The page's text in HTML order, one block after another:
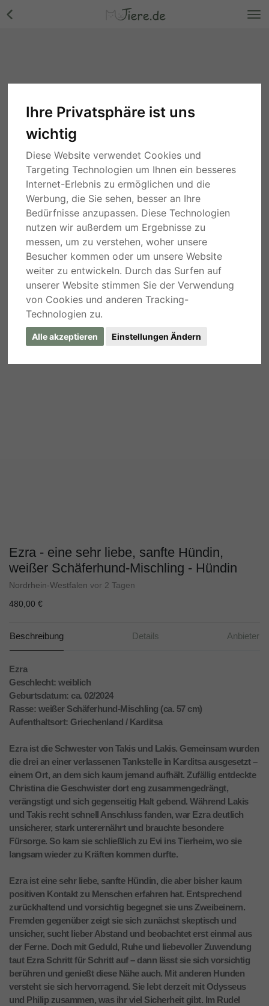
Ihre Privatsphäre ist uns
wichtig
Diese Website verwendet Cookies und
Targeting Technologien um Ihnen ein besseres
Internet-Erlebnis zu ermöglichen und die
Werbung, die Sie sehen, besser an Ihre
Bedürfnisse anzupassen. Diese Technologien
nutzen wir außerdem um Ergebnisse zu
messen, um zu verstehen, woher unsere
Besucher kommen oder um unsere Website
weiter zu entwickeln. Durch das Surfen auf
unserer Website stimmen Sie der Verwendung
von Cookies und anderen Tracking-
Technologien zu.
Alle akzeptieren Einstellungen Ändern
Ezra - eine sehr liebe, sanfte Hündin,
weißer Schäferhund-Mischling - Hündin
Nordrhein-Westfalen vor 2 Tagen
480,00 €
Beschreibung Details Anbieter
Ezra
Geschlecht: weiblich
Geburtsdatum: ca. 02/2024
Rasse: weißer Schäferhund-Mischling (ca. 57 cm)
Aufenthaltsort: Griechenland / Karditsa
Ezra ist die Schwester von Takis und Lakis. Gemeinsam wurden
die drei an einer verlassenen Tankstelle in Karditsa ausgesetzt –
einem Ort, an dem sich kaum jemand aufhält. Zufällig entdeckte
Christina die Geschwister dort eng zusammengedrängt,
verängstigt und sich gegenseitig Halt gebend. Während Lakis
und Takis recht schnell Anschluss fanden, war Ezra deutlich
unsicherer, stark unterernährt und brauchte besondere
Fürsorge. So kam sie schließlich zu Evi ins Tierheim, wo sie
langsam wieder zu Kräften kommen durfte.
Ezra ist eine sehr liebe, sanfte Hündin, die aber bisher kaum
positiven Kontakt zu Menschen erfahren hat. Entsprechend
zurückhaltend und vorsichtig begegnet sie uns Zweibeinern.
Fremden gegenüber zeigt sie sich zunächst skeptisch und
unsicher, sucht lieber Abstand und beobachtet erst einmal aus
der Ferne. Doch mit Geduld, Ruhe und liebevoller Zuwendung
taut Ezra Schritt für Schritt auf – dann lässt sie sich vorsichtig
berühren und genießt diese Nähe auch. Mit anderen Hunden
versteht sie sich hervorragend. Sie lebt derzeit mit Odysseus
und Philip zusammen, was ihr viel Sicherheit gibt. Im Rudel